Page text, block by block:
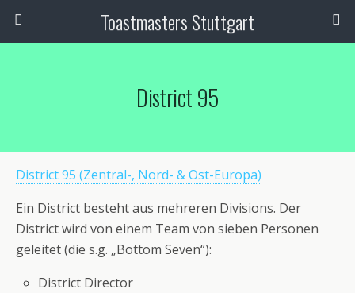
Toastmasters Stuttgart
District 95
District 95 (Zentral-, Nord- & Ost-Europa)
Ein District besteht aus mehreren Divisions. Der
District wird von einem Team von sieben Personen
geleitet (die s.g. „Bottom Seven“):
District Director